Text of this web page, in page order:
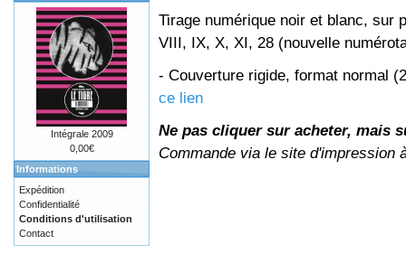
Tirage numérique noir et blanc, sur
VIII, IX, X, XI, 28 (nouvelle
- Couverture rigide, format normal
ce lien
Ne pas cliquer sur acheter, mais
Commande via le site d'impression
Intégrale 2009
0,00€
Informations
Expédition
Confidentialité
Conditions d'utilisation
Contact